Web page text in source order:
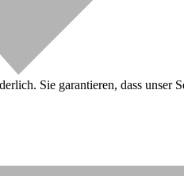
Sie garantieren, dass